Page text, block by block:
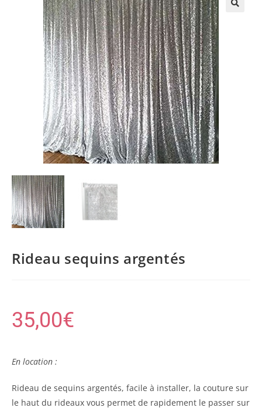
Rideau sequins argentés
35,00€
En location :
Rideau de sequins argentés, facile à installer, la couture sur
le haut du rideaux vous permet de rapidement le passer sur